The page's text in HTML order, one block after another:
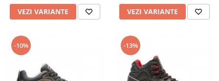
VEZI VARIANTE VEZI VARIANTE
-10% -13%